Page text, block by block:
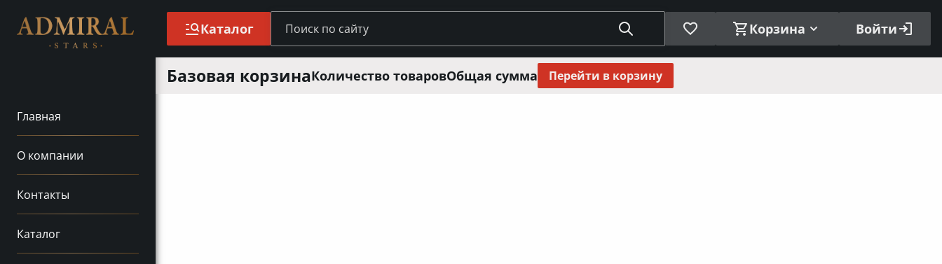
Главная
О компании
Контакты
Каталог
Каталог Корзина Войти
Базовая корзинаКоличество товаровОбщая сумма Перейти в корзину